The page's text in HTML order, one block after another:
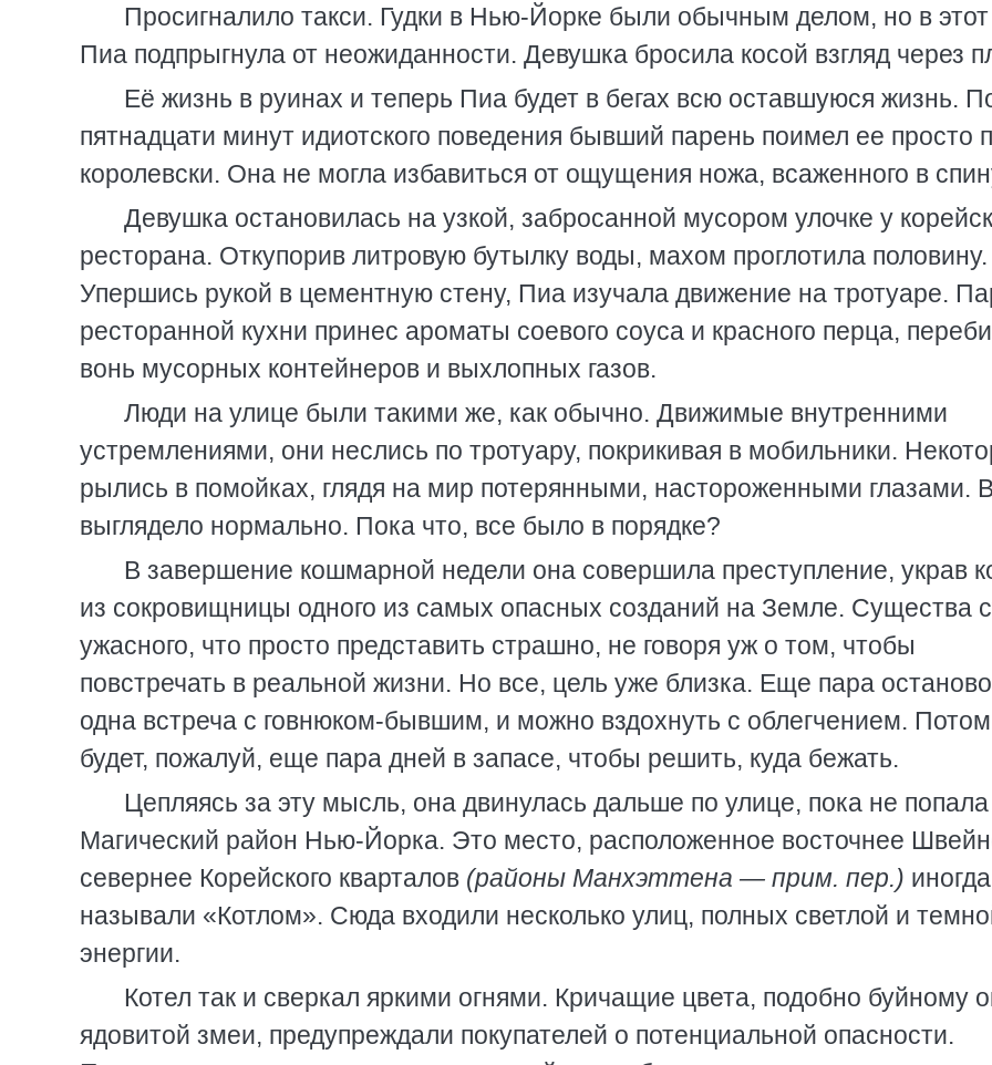
Просигналило такси. Гудки в Нью-Йорке были обычным делом, но в этот
Пиа подпрыгнула от неожиданности. Девушка бросила косой взгляд через
Её жизнь в руинах и теперь Пиа будет в бегах всю оставшуюся жизнь.
пятнадцати минут идиотского поведения бывший парень поимел ее просто
королевски. Она не могла избавиться от ощущения ножа, всаженного в
Девушка остановилась на узкой, забросанной мусором улочке у
ресторана. Откупорив литровую бутылку воды, махом проглотила половину.
Упершись рукой в цементную стену, Пиа изучала движение на тротуаре.
ресторанной кухни принес ароматы соевого соуса и красного перца,
вонь мусорных контейнеров и выхлопных газов.
Люди на улице были такими же, как обычно. Движимые внутренними
устремлениями, они неслись по тротуару, покрикивая в мобильники.
рылись в помойках, глядя на мир потерянными, настороженными глазами.
выглядело нормально. Пока что, все было в порядке?
В завершение кошмарной недели она совершила преступление, украв
из сокровищницы одного из самых опасных созданий на Земле. Существа
ужасного, что просто представить страшно, не говоря уж о том, чтобы
повстречать в реальной жизни. Но все, цель уже близка. Еще пара
одна встреча с говнюком-бывшим, и можно вздохнуть с облегчением.
будет, пожалуй, еще пара дней в запасе, чтобы решить, куда бежать.
Цепляясь за эту мысль, она двинулась дальше по улице, пока не
Магический район Нью-Йорка. Это место, расположенное восточнее
севернее Корейского кварталов (районы Манхэттена — прим. пер.) иногда
называли «Котлом». Сюда входили несколько улиц, полных светлой и
энергии.
Котел так и сверкал яркими огнями. Кричащие цвета, подобно буйному
ядовитой змеи, предупреждали покупателей о потенциальной опасности.